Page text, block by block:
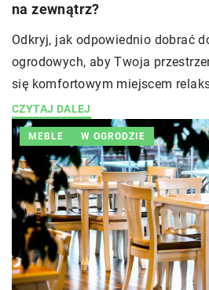
na zewnątrz?
Odkryj, jak odpowiednio dobrać
ogrodowych, aby Twoja
się komfortowym miejscem
CZYTAJ DALEJ
MEBLE W OGRODZIE